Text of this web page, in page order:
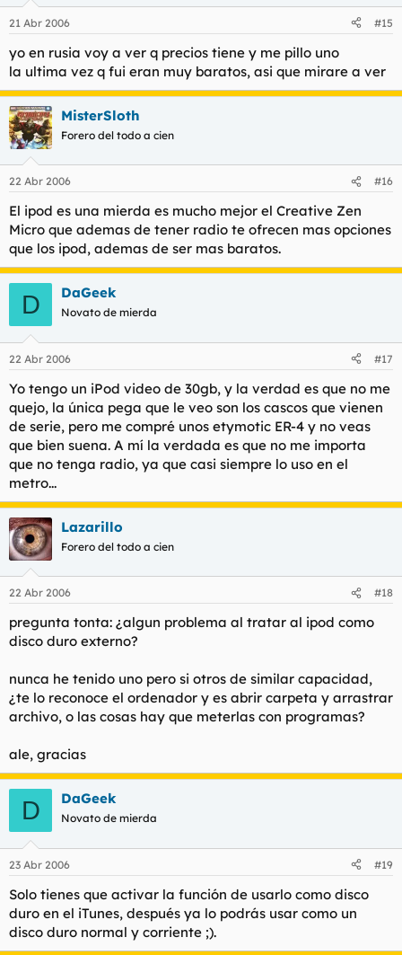
21 Abr 2006 #15
yo en rusia voy a ver q precios tiene y me pillo uno
la ultima vez q fui eran muy baratos, asi que mirare a ver
MisterSloth
Forero del todo a cien
22 Abr 2006 #16
El ipod es una mierda es mucho mejor el Creative Zen
Micro que ademas de tener radio te ofrecen mas opciones
que los ipod, ademas de ser mas baratos.
D DaGeek
Novato de mierda
22 Abr 2006 #17
Yo tengo un iPod video de 30gb, y la verdad es que no me
quejo, la única pega que le veo son los cascos que vienen
de serie, pero me compré unos etymotic ER-4 y no veas
que bien suena. A mí la verdada es que no me importa
que no tenga radio, ya que casi siempre lo uso en el
metro...
Lazarillo
Forero del todo a cien
22 Abr 2006 #18
pregunta tonta: ¿algun problema al tratar al ipod como
disco duro externo?
nunca he tenido uno pero si otros de similar capacidad,
¿te lo reconoce el ordenador y es abrir carpeta y arrastrar
archivo, o las cosas hay que meterlas con programas?
ale, gracias
D DaGeek
Novato de mierda
23 Abr 2006 #19
Solo tienes que activar la función de usarlo como disco
duro en el iTunes, después ya lo podrás usar como un
disco duro normal y corriente ;).